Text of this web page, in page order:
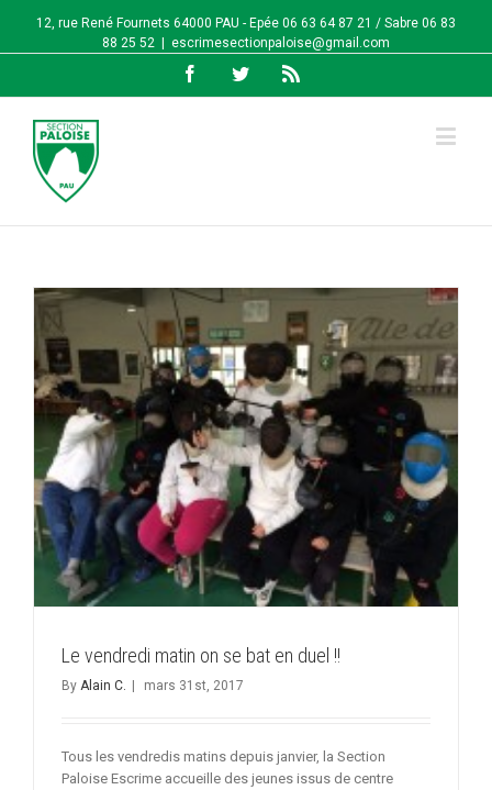
12, rue René Fournets 64000 PAU - Epée 06 63 64 87 21 / Sabre 06 83
88 25 52
escrimesectionpaloise@gmail.com
FacebookTwitter
Le vendredi matin on se bat en duel !!
By Alain C. | mars 31st, 2017
Tous les vendredis matins depuis janvier, la Section
Paloise Escrime accueille des jeunes issus de centre